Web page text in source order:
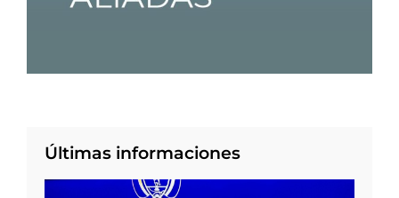
Últimas informaciones